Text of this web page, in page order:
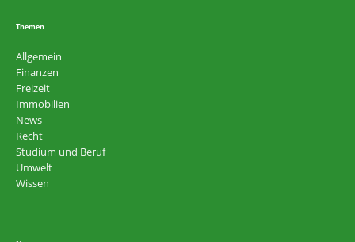
Themen
Allgemein
Finanzen
Freizeit
Immobilien
News
Recht
Studium und Beruf
Umwelt
Wissen